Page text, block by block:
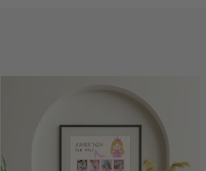
Arda Akar / 18.12.2025